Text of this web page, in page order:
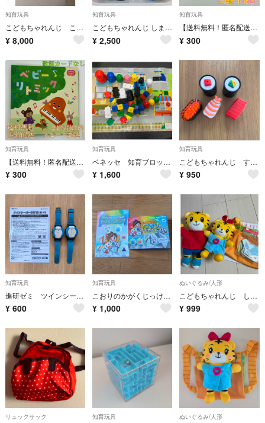
知育玩具
こどもちゃれんじ こどもちゃれんじEnglish 玩具まとめ売り
¥ 8,000
知育玩具
こどもちゃれんじ しまじろう 知育ブロック シート付き
¥ 2,500
知育玩具
【送料無料！匿名配送！】こどもチャレンジぷちEnglish★TRIAL DVD②
¥ 300
知育玩具
【送料無料！匿名配送】こどもちゃれんじbaby★ベビーリトミック★歌詞カード入れ
¥ 300
知育玩具
ベネッセ 知育ブロック こどもちゃれんじ
¥ 1,600
知育玩具
こどもちゃれんじ すしかたちパズル 寿司 知育玩具 ベネッセ
¥ 950
知育玩具
進研ゼミ ツインシーバー
¥ 600
知育玩具
こおりのかがくじっけんセット チャレンジ
¥ 1,000
ぬいぐるみ/人形
こどもちゃれんじ しまじろう はなちゃんセット
¥ 999
リュックサック 知育玩具 ぬいぐるみ/人形